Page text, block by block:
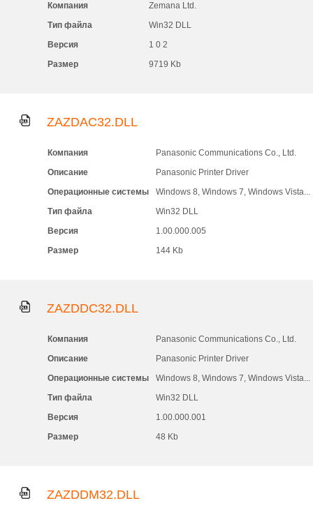
Компания
Zemana Ltd.
Тип файла
Win32 DLL
Версия
1 0 2
Размер
9719 Kb
ZAZDAC32.DLL
Компания
Panasonic Communications Co., Ltd.
Описание
Panasonic Printer Driver
Операционные системы
Windows 8, Windows 7, Windows Vista...
Тип файла
Win32 DLL
Версия
1.00.000.005
Размер
144 Kb
ZAZDDC32.DLL
Компания
Panasonic Communications Co., Ltd.
Описание
Panasonic Printer Driver
Операционные системы
Windows 8, Windows 7, Windows Vista...
Тип файла
Win32 DLL
Версия
1.00.000.001
Размер
48 Kb
ZAZDDM32.DLL